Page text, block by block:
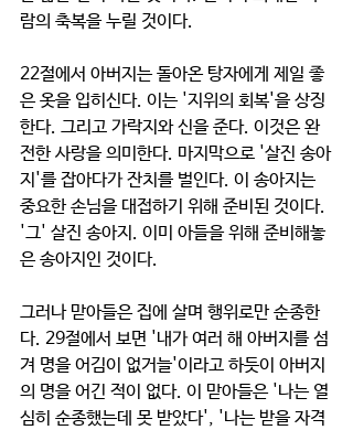
람의 축복을 누릴 것이다.
22절에서 아버지는 돌아온 탕자에게 제일 좋
은 옷을 입히신다. 이는 '지위의 회복'을 상징
한다. 그리고 가락지와 신을 준다. 이것은 완
전한 사랑을 의미한다. 마지막으로 '살진 송아
지'를 잡아다가 잔치를 벌인다. 이 송아지는
중요한 손님을 대접하기 위해 준비된 것이다.
'그' 살진 송아지. 이미 아들을 위해 준비해놓
은 송아지인 것이다.
그러나 맏아들은 집에 살며 행위로만 순종한
다. 29절에서 보면 '내가 여러 해 아버지를 섬
겨 명을 어김이 없거늘'이라고 하듯이 아버지
의 명을 어긴 적이 없다. 이 맏아들은 '나는 열
심히 순종했는데 못 받았다', '나는 받을 자격